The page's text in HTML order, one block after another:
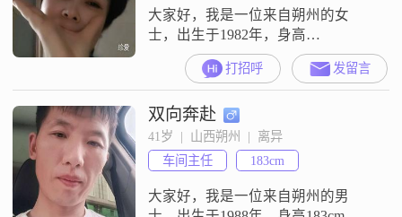
重是我们相处的重
大家好，我是一位来自朔州的女
士，出生于1982年，身高
160cm##3002##我的月收入在3001到
5000元之间，目前从事一份稳定的
工作##3002##虽然我的学历是中
专，但我一直保持着学习的热情，
努力提升自己的能力和素质
##3002##我性格上比较善解人意，
能够理解和体谅他人的感受
##3002##在生活中，我独立
打招呼 发留言
双向奔赴
41岁  |  山西朔州  |  离异
车间主任
183cm
大家好，我是一位来自朔州的男